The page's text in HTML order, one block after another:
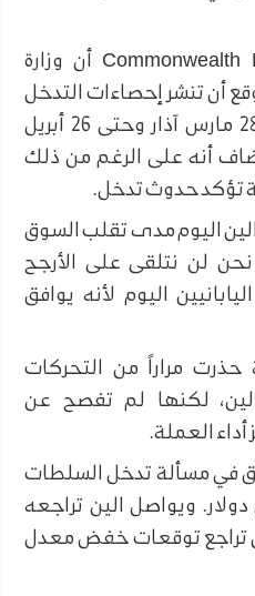
وأعلن Commonwealth Bank of Australia أن وزارة
أن تنشر إحصاءات التدخل
في السوق عن الفترة من 28 مارس آذار وحتى 26 أبريل
أنه على الرغم من ذلك
تؤكد حدوث تدخل.
اليوم مدى تقلب السوق
لن نتلقى على الأرجح
اليوم لأنه يوافق
حذرت مراراً من التحركات
لكنها لم تفصح عن
العملة.
في مسألة تدخل السلطات
155 يناً لكل دولار. ويواصل الين تراجعه
تراجع توقعات خفض معدل